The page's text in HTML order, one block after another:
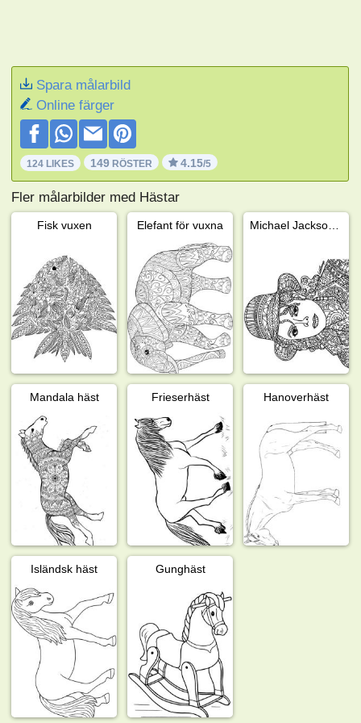
Spara målarbild
Online färger
124 LIKES 149 RÖSTER 4.15/5
Fler målarbilder med Hästar
Fisk vuxen Elefant för vuxna
Mandala häst Frieserhäst Hanoverhäst
Isländsk häst Gunghäst